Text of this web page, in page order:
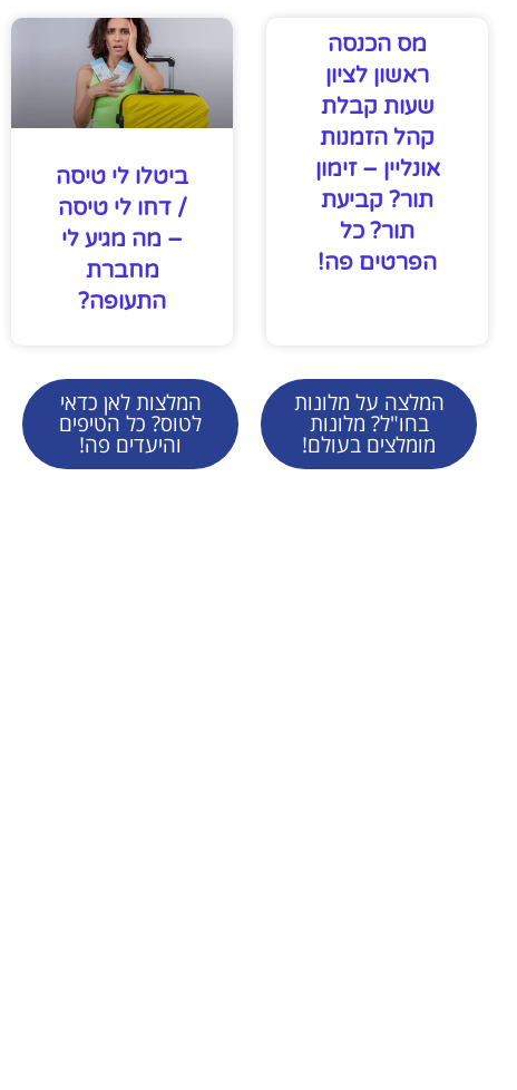
מס הכנסה
ראשון לציון
שעות קבלת
קהל הזמנות
אונליין – זימון
תור? קביעת
תור? כל
הפרטים פה!
ביטלו לי טיסה
/ דחו לי טיסה
– מה מגיע לי
מחברת
התעופה?
המלצה על מלונות
בחו"ל? מלונות
מומלצים בעולם!
המלצות לאן כדאי
לטוס? כל הטיפים
והיעדים פה!